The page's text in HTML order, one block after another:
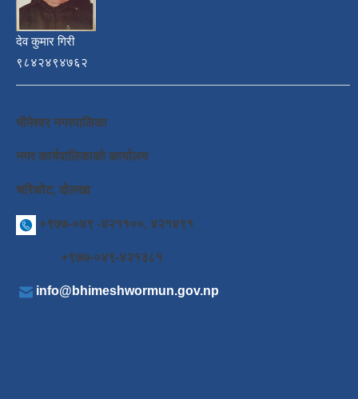
देव कुमार गिरी
९८४२४९४७६२
भीमेश्वर नगरपालिका
नगर कार्यपालिकाको कार्यालय
चरिकोट, दोलखा
+९७७-०४९ -४२११००, ४२१४९१
+९७७-०४९-४२१३८१
info@bhimeshwormun.gov.np